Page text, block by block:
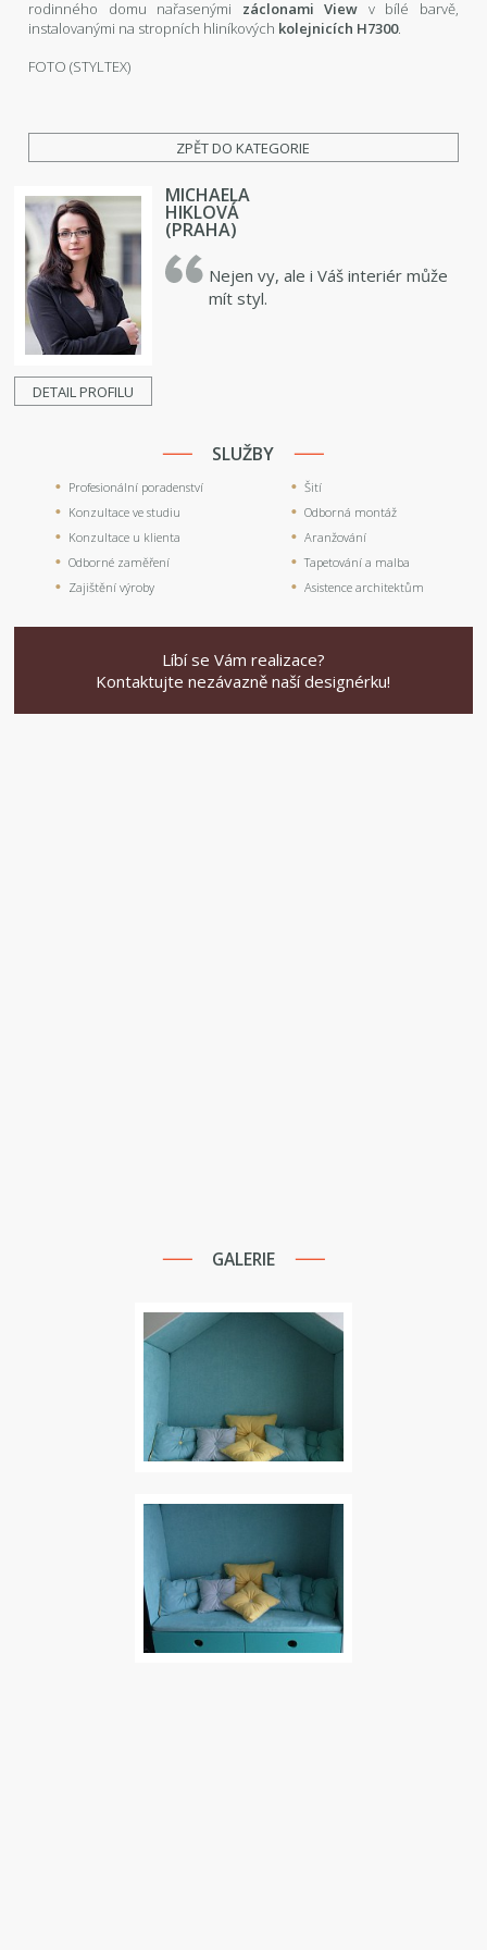
rodinného domu nařasenými záclonami View v bílé barvě,
instalovanými na stropních hliníkových kolejnicích H7300.
FOTO (STYLTEX)
ZPĚT DO KATEGORIE
DETAIL PROFILU
MICHAELA
HIKLOVÁ
(PRAHA)
Nejen vy, ale i Váš interiér může
mít styl.
SLUŽBY
Profesionální poradenství
Konzultace ve studiu
Konzultace u klienta
Odborné zaměření
Zajištění výroby
Šití
Odborná montáž
Aranžování
Tapetování a malba
Asistence architektům
Líbí se Vám realizace?
Kontaktujte nezávazně naší designérku!
GALERIE